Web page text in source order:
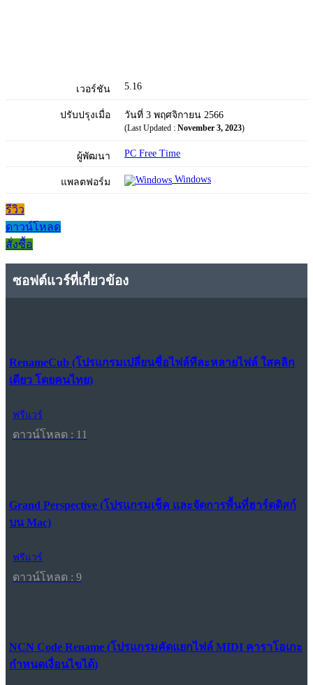
เวอร์ชัน 5.16
ปรับปรุงเมื่อ วันที่ 3 พฤศจิกายน 2566
(Last Updated : November 3, 2023)
ผู้พัฒนา PC Free Time
แพลตฟอร์ม Windows
รีวิว
ดาวน์โหลด
สั่งซื้อ
ซอฟต์แวร์ที่เกี่ยวข้อง
RenameCub (โปรแกรมเปลี่ยนชื่อไฟล์ทีละหลายไฟล์ ใสคลิก
เดียว โดยคนไทย)
ฟรีแวร์
ดาวน์โหลด : 11
Grand Perspective (โปรแกรมเช็ค และจัดการพื้นที่ฮาร์ดดิสก์
บน Mac)
ฟรีแวร์
ดาวน์โหลด : 9
NCN Code Rename (โปรแกรมคัดแยกไฟล์ MIDI คาราโอเกะ
กำหนดเงื่อนไขได้)